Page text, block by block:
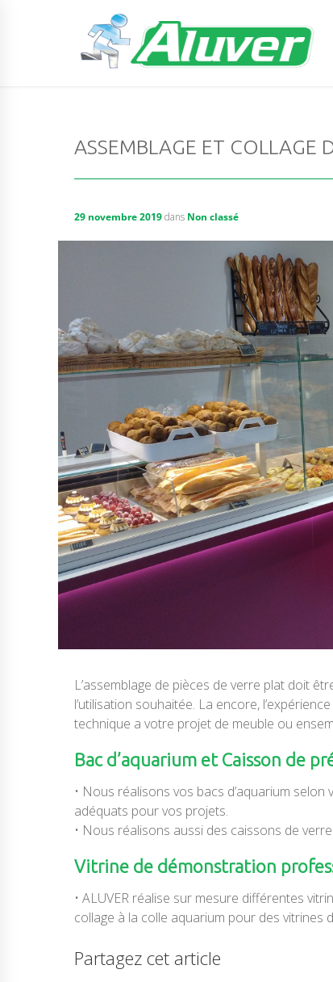
ASSEMBLAGE ET COLLAGE
29 novembre 2019dans Non classé
L’assemblage de pièces de verre plat doit
l’utilisation souhaitée. La encore,
technique a votre projet de meuble ou
Bac d’aquarium et Caisson de
• Nous réalisons vos bacs d’aquarium
adéquats pour vos projets.
• Nous réalisons aussi des caissons de
Vitrine de démonstration
• ALUVER réalise sur mesure différentes
collage à la colle aquarium pour des vitrines
Partagez cet article